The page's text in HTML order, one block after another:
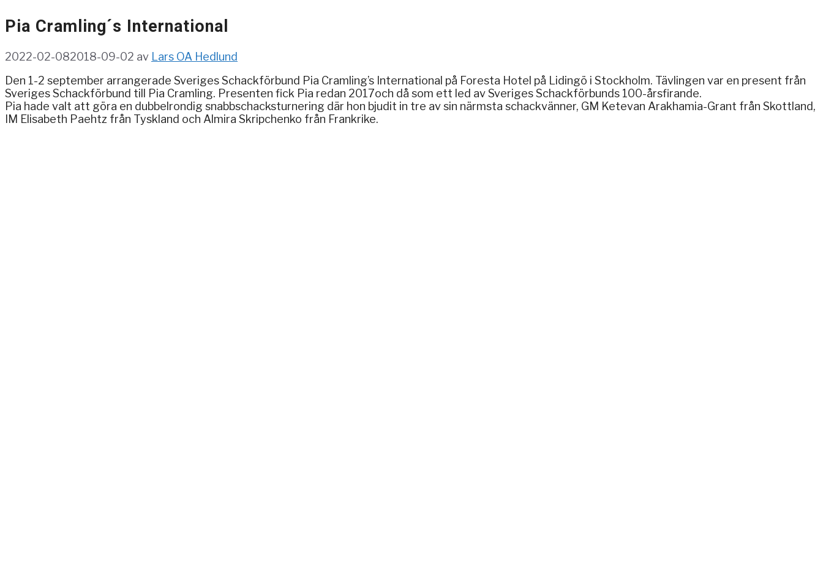
Pia Cramling´s International
2022-02-082018-09-02 av Lars OA Hedlund
Den 1-2 september arrangerade Sveriges Schackförbund Pia Cramling’s International på Foresta Hotel på Lidingö i Stockholm. Tävlingen var en present från
Sveriges Schackförbund till Pia Cramling. Presenten fick Pia redan 2017och då som ett led av Sveriges Schackförbunds 100-årsfirande.
Pia hade valt att göra en dubbelrondig snabbschacksturnering där hon bjudit in tre av sin närmsta schackvänner, GM Ketevan Arakhamia-Grant från Skottland,
IM Elisabeth Paehtz från Tyskland och Almira Skripchenko från Frankrike.